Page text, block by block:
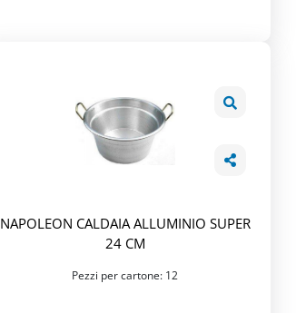
NAPOLEON CALDAIA ALLUMINIO SUPER
24 CM
Pezzi per cartone: 12